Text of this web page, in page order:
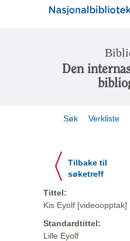
Den
Søk Verkliste
Tilbake til
søketreff
Tittel:
Kis Eyolf [videoopptak]
Standardtittel:
Lille Eyolf